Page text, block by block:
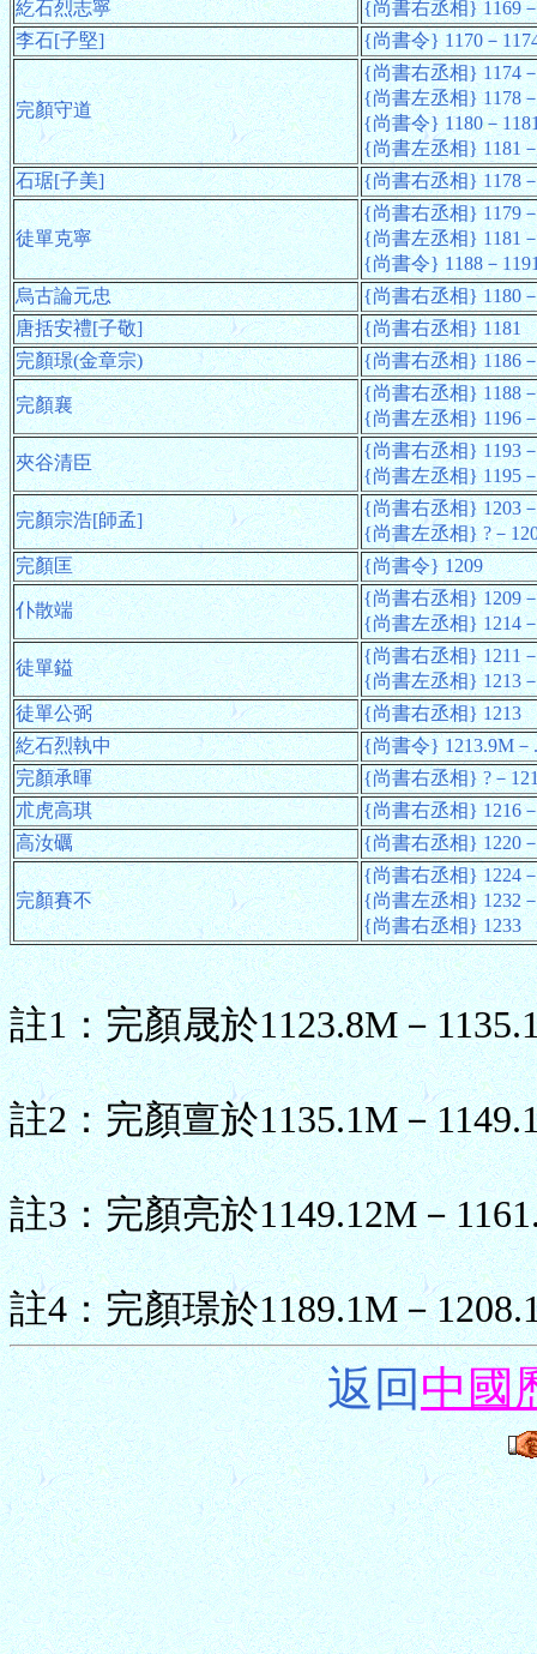
紇石烈志寧
{尚書右丞相} 1169
李石[子堅]
{尚書令} 1170－
完顏守道
{尚書右丞相} 1174
{尚書左丞相} 1178
{尚書令} 1180－
{尚書左丞相} 1181
石琚[子美]
{尚書右丞相} 1178
徒單克寧
{尚書右丞相} 1179
{尚書左丞相} 1181
{尚書令} 1188－
烏古論元忠
{尚書右丞相} 1180
唐括安禮[子敬]
{尚書右丞相} 1181
完顏璟(金章宗)
{尚書右丞相} 1186
完顏襄
{尚書右丞相} 1188
{尚書左丞相} 1196
夾谷清臣
{尚書右丞相} 1193
{尚書左丞相} 1195
完顏宗浩[師孟]
{尚書右丞相} 1203
{尚書左丞相} ?－
完顏匡
{尚書令} 1209
仆散端
{尚書右丞相} 1209
{尚書左丞相} 1214
徒單鎰
{尚書右丞相} 1211
{尚書左丞相} 1213
徒單公弼
{尚書右丞相} 1213
紇石烈執中
{尚書令} 1213.9M－
完顏承暉
{尚書右丞相} ?－
朮虎高琪
{尚書右丞相} 1216
高汝礪
{尚書右丞相} 1220
完顏賽不
{尚書右丞相} 1224
{尚書左丞相} 1232
{尚書右丞相} 1233
註1：完顏晟於1123.8M－
註2：完顏亶於1135.1M－
註3：完顏亮於1149.12M－
註4：完顏璟於1189.1M－
返回中國